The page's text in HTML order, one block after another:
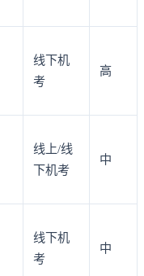
线下机
考
高
线上/线
下机考
中
线下机
考
中